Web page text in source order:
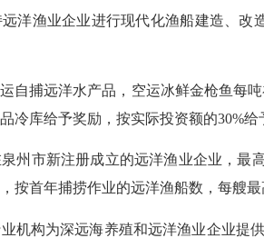
渔业企业进行现代化渔船建造、改造
捕远洋水产品，空运冰鲜金枪鱼每吨
冷库给予奖励，按实际投资额的30%
市新注册成立的远洋渔业企业，最高
按首年捕捞作业的远洋渔船数，每艘最
构为深远海养殖和远洋渔业企业提供